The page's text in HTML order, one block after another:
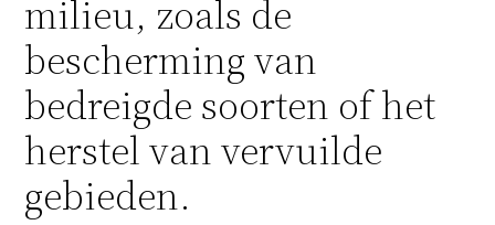
milieu, zoals de
bescherming van
bedreigde soorten of het
herstel van vervuilde
gebieden.